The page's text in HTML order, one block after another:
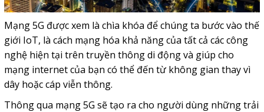
Mạng 5G được xem là chìa khóa để chúng ta bước vào thế
giới IoT, là cách mạng hóa khả năng của tất cả các công
nghệ hiện tại trên truyền thông di động và giúp cho
mạng internet của bạn có thể đến từ không gian thay vì
dây hoặc cáp viễn thông.
Thông qua mạng 5G sẽ tạo ra cho người dùng những trải